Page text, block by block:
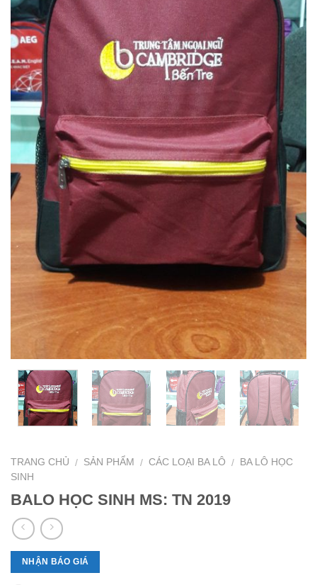
TRANG CHỦ / SẢN PHẨM / CÁC LOẠI BA LÔ /
BA LÔ HỌC
SINH
BALO HỌC SINH MS: TN 2019
NHẬN BÁO GIÁ